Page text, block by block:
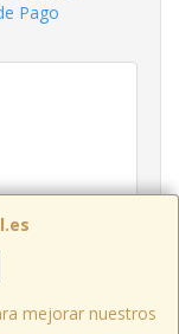
mejorar nuestros
Pago